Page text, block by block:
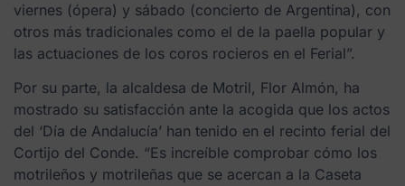
viernes (ópera) y sábado (concierto de Argentina), con
otros más tradicionales como el de la paella popular y
las actuaciones de los coros rocieros en el Ferial”.
Por su parte, la alcaldesa de Motril, Flor Almón, ha
mostrado su satisfacción ante la acogida que los actos
del ‘Día de Andalucía’ han tenido en el recinto ferial del
Cortijo del Conde. “Es increíble comprobar cómo los
motrileños y motrileñas que se acercan a la Caseta